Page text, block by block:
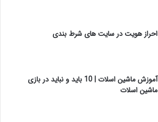
احراز هویت در سایت های شرط بندی
آموزش ماشین اسلات | 10 باید و نباید در بازی
ماشین اسلات